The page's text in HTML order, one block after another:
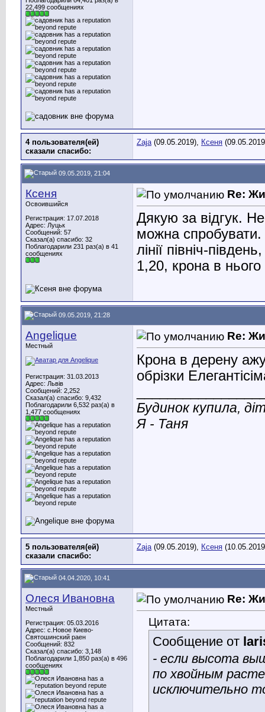
22,499 сообщениях
4 пользователя(ей)
сказали cпасибо:
Zaja(09.05.2019), Ксеня
09.05.2019, 21:04
Ксеня
Освоившийся
Регистрация: 17.07.2018
Адрес: Луцьк
Сообщений: 57
Сказал(а) спасибо: 32
Поблагодарили 231 раз(а) в 41
сообщениях
Re:
Дякую за відгук.
можна спробувати.
лінії північ-
1,20, крона в
09.05.2019, 21:28
Angelique
Местный
Регистрация: 31.03.2013
Адрес: Львів
Сообщений: 2,252
Сказал(а) спасибо: 9,432
Поблагодарили 6,532 раз(а) в
1,477 сообщениях
Re:
Крона в дерену
обрізки
Будинок купила,
Я - Таня
5 пользователя(ей)
сказали cпасибо:
Zaja(09.05.2019), Ксеня
04.04.2020, 10:41
Олеся Ивановна
Местный
Регистрация: 05.03.2016
Адрес: с.Новое Киево-
Святошинский раен
Сообщений: 832
Сказал(а) спасибо: 3,148
Поблагодарили 1,850 раз(а) в 496
сообщениях
Re:
Цитата:
Сообщение от
- если высота
по хвойным
исключительно